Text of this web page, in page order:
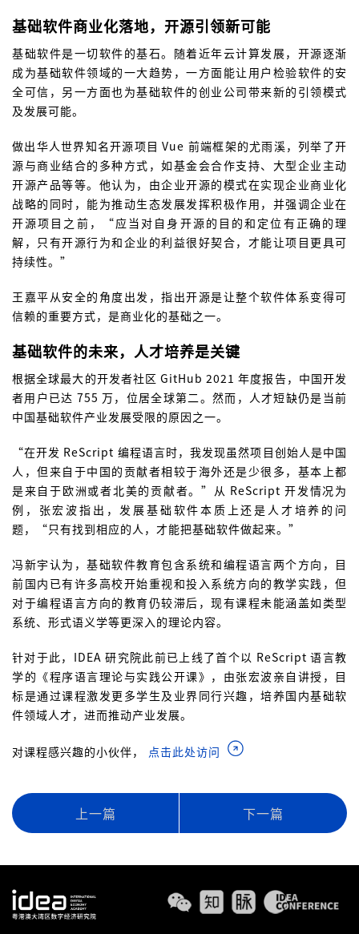
基础软件商业化落地，开源引领新可能
基础软件是一切软件的基石。随着近年云计算发展，开源逐渐
成为基础软件领域的一大趋势，一方面能让用户检验软件的安
全可信，另一方面也为基础软件的创业公司带来新的引领模式
及发展可能。
做出华人世界知名开源项目 Vue 前端框架的尤雨溪，列举了开
源与商业结合的多种方式，如基金会合作支持、大型企业主动
开源产品等等。他认为，由企业开源的模式在实现企业商业化
战略的同时，能为推动生态发展发挥积极作用，并强调企业在
开源项目之前，“应当对自身开源的目的和定位有正确的理
解，只有开源行为和企业的利益很好契合，才能让项目更具可
持续性。”
王嘉平从安全的角度出发，指出开源是让整个软件体系变得可
信赖的重要方式，是商业化的基础之一。
基础软件的未来，人才培养是关键
根据全球最大的开发者社区 GitHub 2021 年度报告，中国开发
者用户已达 755 万，位居全球第二。然而，人才短缺仍是当前
中国基础软件产业发展受限的原因之一。
“在开发 ReScript 编程语言时，我发现虽然项目创始人是中国
人，但来自于中国的贡献者相较于海外还是少很多，基本上都
是来自于欧洲或者北美的贡献者。”从 ReScript 开发情况为
例，张宏波指出，发展基础软件本质上还是人才培养的问
题，“只有找到相应的人，才能把基础软件做起来。”
冯新宇认为，基础软件教育包含系统和编程语言两个方向，目
前国内已有许多高校开始重视和投入系统方向的教学实践，但
对于编程语言方向的教育仍较滞后，现有课程未能涵盖如类型
系统、形式语义学等更深入的理论内容。
针对于此，IDEA 研究院此前已上线了首个以 ReScript 语言教
学的《程序语言理论与实践公开课》，由张宏波亲自讲授，目
标是通过课程激发更多学生及业界同行兴趣，培养国内基础软
件领域人才，进而推动产业发展。
对课程感兴趣的小伙伴， 点击此处访问
上一篇 下一篇